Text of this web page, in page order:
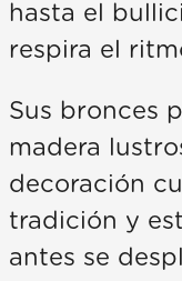
hasta el
respira el
Sus bronces
madera
decoración
tradición y
antes se